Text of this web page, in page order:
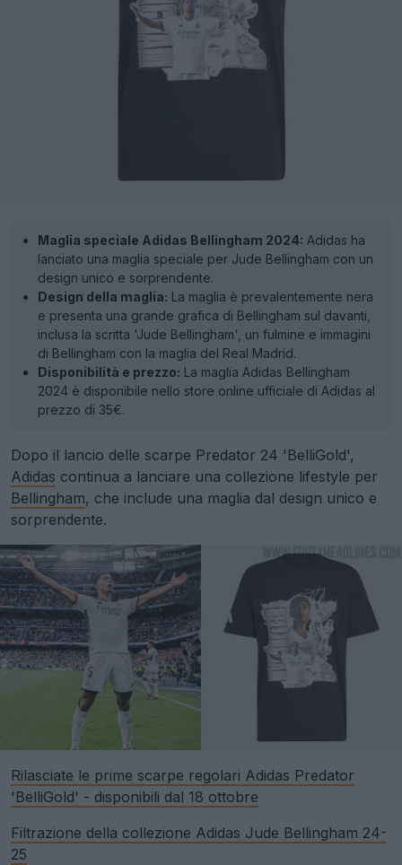
Maglia speciale Adidas Bellingham 2024: Adidas ha
lanciato una maglia speciale per Jude Bellingham con un
design unico e sorprendente.
Design della maglia: La maglia è prevalentemente nera
e presenta una grande grafica di Bellingham sul davanti,
inclusa la scritta 'Jude Bellingham', un fulmine e immagini
di Bellingham con la maglia del Real Madrid.
Disponibilità e prezzo: La maglia Adidas Bellingham
2024 è disponibile nello store online ufficiale di Adidas al
prezzo di 35€.
Dopo il lancio delle scarpe Predator 24 'BelliGold',
Adidas continua a lanciare una collezione lifestyle per
Bellingham, che include una maglia dal design unico e
sorprendente.
Rilasciate le prime scarpe regolari Adidas Predator
'BelliGold' - disponibili dal 18 ottobre
Filtrazione della collezione Adidas Jude Bellingham 24-
25